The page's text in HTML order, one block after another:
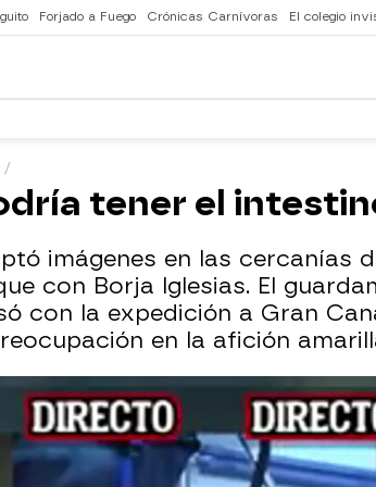
Forjado a Fuego Crónicas Carnívoras El colegio
tener el
imágenes en las cercanías
con Borja Iglesias. El
con la expedición a Gran
en la afición